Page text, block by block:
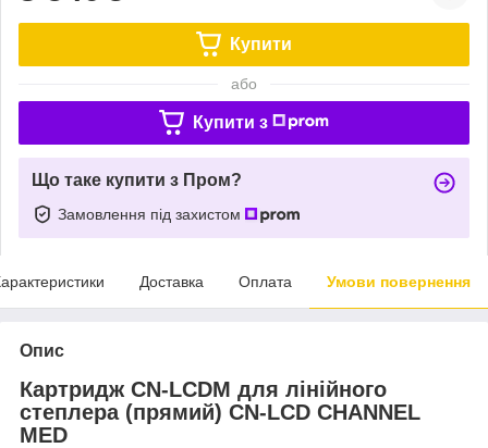
Купити
або
Купити з
Що таке купити з Пром?
Замовлення під захистом
Доставка Оплата Умови повернення
Опис
Картридж CN-LCDM для лінійного
степлера (прямий) CN-LCD CHANNEL
MED